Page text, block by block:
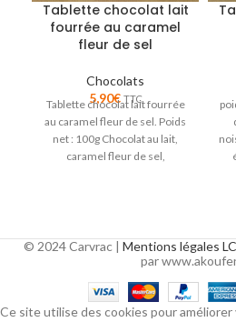
Tablette chocolat lait
fourrée au caramel
fleur de sel
Chocolats
5,90€ TTC
Tablette chocolat lait fourrée
au caramel fleur de sel. Poids
net : 100g Chocolat au lait,
caramel fleur de sel,
© 2024 Carvrac | Mentions légales
par
Ce site utilise des cookies pour